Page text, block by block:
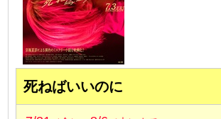
死ねばいいのに